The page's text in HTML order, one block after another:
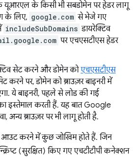
के किसी भी सबडोमेन पर हेडर लागू
के लिए, google.com से भेजे गए
includeSubDomains डायरेक्टिव
पर एचएसटीएस हेडर
सेट करने और डोमेन कोएचएसटीएस
करने पर, डोमेन को ब्राउज़र बाइनरी में
ये बाइनरी, पहले से लोड की गई
इस्तेमाल करती हैं. यह बात Google
ब्राउज़र पर भी लागू होती है.
आउट करने में कुछ जोखिम होते हैं. जिन
(सुरक्षित) किए गए एचटीटीपी कनेक्शन